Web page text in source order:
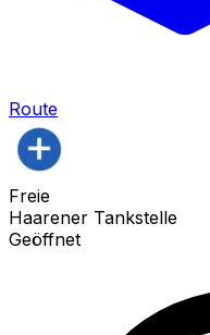
Route
Freie
Haarener Tankstelle
Geöffnet